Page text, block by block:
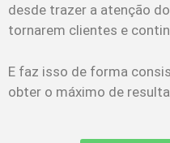
desde trazer a atenção
tornarem clientes e
E faz isso de forma
obter o máximo de